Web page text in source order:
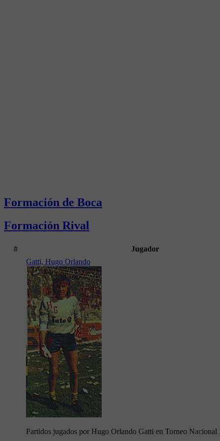
Formación de Boca
Formación Rival
#
Jugador
Gatti, Hugo Orlando
Partidos jugados por Hugo Orlando Gatti en Torneo Nacional